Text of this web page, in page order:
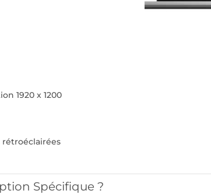
1920 x 1200
rétroéclairées
Spécifique ?